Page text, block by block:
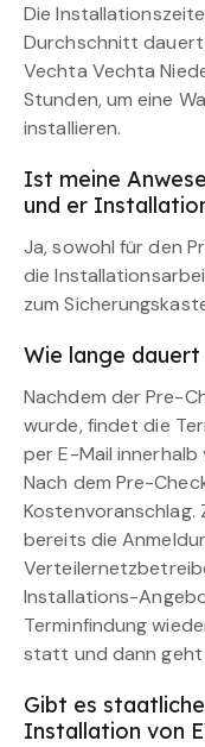
Die
Durchschnitt dauert
Vechta Vechta
Stunden, um eine
installieren.
Ist meine
und er
Ja, sowohl für den
die
zum
Wie lange
Nachdem der Pre-
wurde, findet die
per E-Mail
Nach dem Pre-
Kostenvoranschlag.
bereits die
Installations-
Terminfindung
statt und dann geht
Gibt es
Installation von